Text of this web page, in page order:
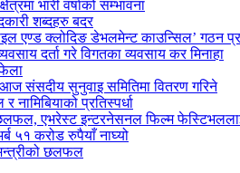
भारी वर्षाको सम्भावना
शब्दहरु बदर
एण्ड क्लोदिङ डेभलमेन्ट काउन्सिल’ गठन
दर्ता गरे विगतका व्यवसाय कर मिनाहा
आज संसदीय सुनुवाइ समितिमा वितरण गरिने
प्रतिस्पर्धा
एभरेस्ट इन्टरनेसनल फिल्म फेस्टिभललाई
५१ करोड रुपैयाँ नाघ्यो
छलफल